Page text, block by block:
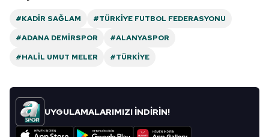
#KADIR SAĞLAM
#TÜRKIYE FUTBOL FEDERASYONU
#ADANA DEMIRSPOR
#ALANYASPOR
#HALIL UMUT MELER
#TÜRKIYE
UYGULAMALARIMIZI İNDİRİN!